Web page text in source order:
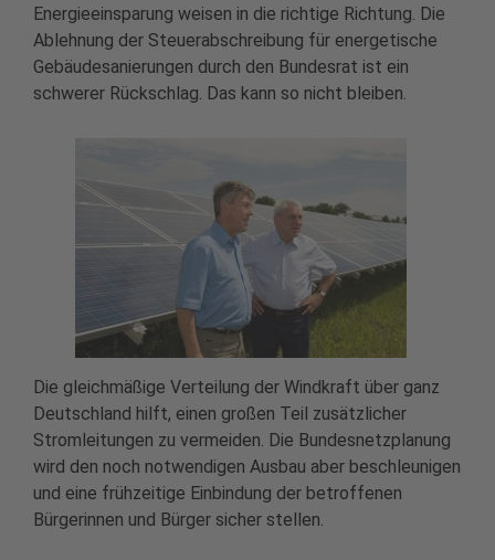
Energieeinsparung weisen in die richtige Richtung. Die
Ablehnung der Steuerabschreibung für energetische
Gebäudesanierungen durch den Bundesrat ist ein
schwerer Rückschlag. Das kann so nicht bleiben.
Die gleichmäßige Verteilung der Windkraft über ganz
Deutschland hilft, einen großen Teil zusätzlicher
Stromleitungen zu vermeiden. Die Bundesnetzplanung
wird den noch notwendigen Ausbau aber beschleunigen
und eine frühzeitige Einbindung der betroffenen
Bürgerinnen und Bürger sicher stellen.